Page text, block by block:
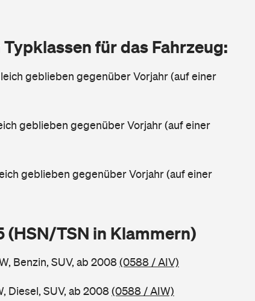
für das Fahrzeug:
geblieben gegenüber Vorjahr (auf einer
geblieben gegenüber Vorjahr (auf einer
geblieben gegenüber Vorjahr (auf einer
(HSN/TSN in Klammern)
Benzin, SUV, ab 2008(0588 / AIV)
Diesel, SUV, ab 2008(0588 / AIW)